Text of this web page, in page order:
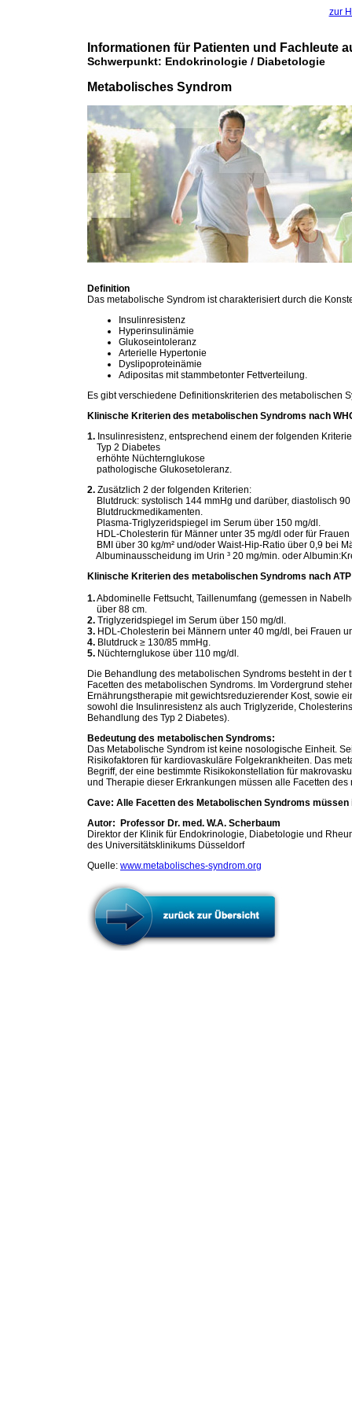
zur
Informationen für Patienten und Fachleute
Schwerpunkt: Endokrinologie / Diabetologie
Metabolisches Syndrom
Definition
Das metabolische Syndrom ist charakterisiert durch die
Insulinresistenz
Hyperinsulinämie
Glukoseintoleranz
Arterielle Hypertonie
Dyslipoproteinämie
Adipositas mit stammbetonter Fettverteilung.
Es gibt verschiedene Definitionskriterien des metabolischen
Klinische Kriterien des metabolischen Syndroms nach
1. Insulinresistenz, entsprechend einem der folgenden
Typ 2 Diabetes
erhöhte Nüchternglukose
pathologische Glukosetoleranz.
2. Zusätzlich 2 der folgenden Kriterien:
Blutdruck: systolisch 144 mmHg und darüber, diastolisch
Blutdruckmedikamenten.
Plasma-Triglyzeridspiegel im Serum über 150 mg/dl.
HDL-Cholesterin für Männer unter 35 mg/dl oder für Frauen
BMI über 30 kg/m² und/oder Waist-Hip-Ratio über 0,9 bei
Albuminausscheidung im Urin ³ 20 mg/min. oder
Klinische Kriterien des metabolischen Syndroms nach
1.Abdominelle Fettsucht, Taillenumfang (gemessen in
über 88 cm.
2. Triglyzeridspiegel im Serum über 150 mg/dl.
3. HDL-Cholesterin bei Männern unter 40 mg/dl, bei Frauen
4. Blutdruck ≥ 130/85 mmHg.
5. Nüchternglukose über 110 mg/dl.
Die Behandlung des metabolischen Syndroms besteht in
Facetten des metabolischen Syndroms. Im Vordergrund
Ernährungstherapie mit gewichtsreduzierender Kost, sowie
sowohl die Insulinresistenz als auch Triglyzeride,
Behandlung des Typ 2 Diabetes).
Bedeutung des metabolischen Syndroms:
Das Metabolische Syndrom ist keine nosologische Einheit.
Risikofaktoren für kardiovaskuläre Folgekrankheiten. Das
Begriff, der eine bestimmte Risikokonstellation für
und Therapie dieser Erkrankungen müssen alle Facetten
Cave: Alle Facetten des Metabolischen Syndroms
Autor: Professor Dr. med. W.A. Scherbaum
Direktor der Klinik für Endokrinologie, Diabetologie und
des Universitätsklinikums Düsseldorf
Quelle: www.metabolisches-syndrom.org